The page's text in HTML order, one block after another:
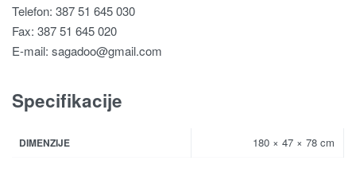
Telefon: 387 51 645 030
Fax: 387 51 645 020
E-mail: sagadoo@gmail.com
Specifikacije
DIMENZIJE 180 × 47 × 78 cm